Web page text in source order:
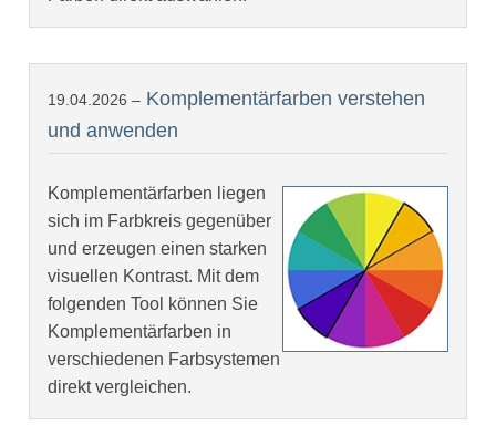
19.04.2026 – Komplementärfarben verstehen
und anwenden
Komplementärfarben liegen
sich im Farbkreis gegenüber
und erzeugen einen starken
visuellen Kontrast. Mit dem
folgenden Tool können Sie
Komplementärfarben in
verschiedenen Farbsystemen
direkt vergleichen.